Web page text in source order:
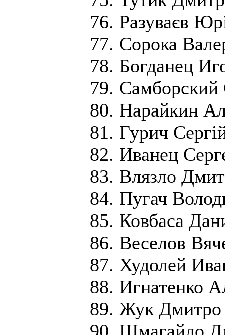
Разуваєв
Сорока
Богданец
Самборский
Нарайкин
Гурич
Иванец
Влязло
Пугач
Ковбаса
Веселов
Худолей
Игнатенко
Жук Дмитро